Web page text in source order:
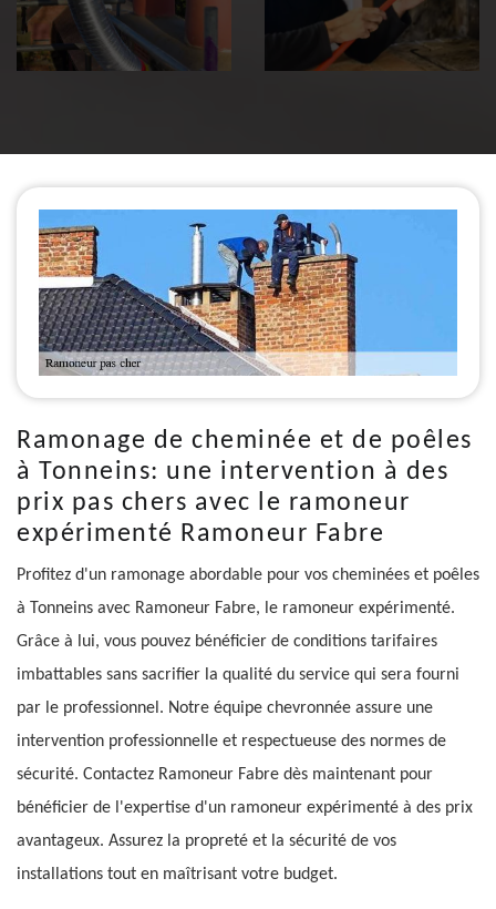
Ramonage de cheminée et de poêles
à Tonneins: une intervention à des
prix pas chers avec le ramoneur
expérimenté Ramoneur Fabre
Profitez d'un ramonage abordable pour vos cheminées et poêles
à Tonneins avec Ramoneur Fabre, le ramoneur expérimenté.
Grâce à lui, vous pouvez bénéficier de conditions tarifaires
imbattables sans sacrifier la qualité du service qui sera fourni
par le professionnel. Notre équipe chevronnée assure une
intervention professionnelle et respectueuse des normes de
sécurité. Contactez Ramoneur Fabre dès maintenant pour
bénéficier de l'expertise d'un ramoneur expérimenté à des prix
avantageux. Assurez la propreté et la sécurité de vos
installations tout en maîtrisant votre budget.